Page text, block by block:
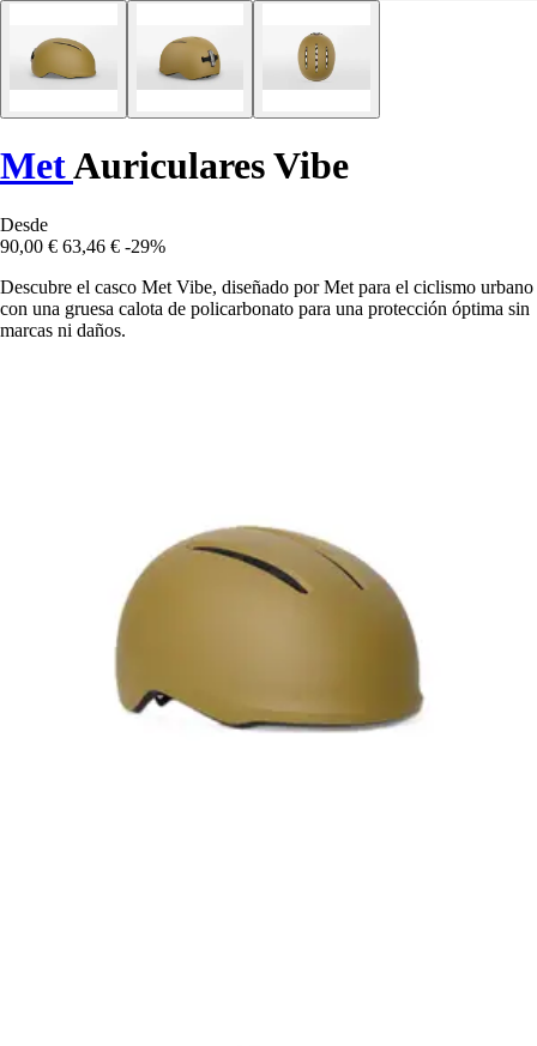
MetAuriculares Vibe
Desde
90,00 € 63,46 € -29%
Descubre el casco Met Vibe, diseñado por Met para el ciclismo urbano
con una gruesa calota de policarbonato para una protección óptima sin
marcas ni daños.